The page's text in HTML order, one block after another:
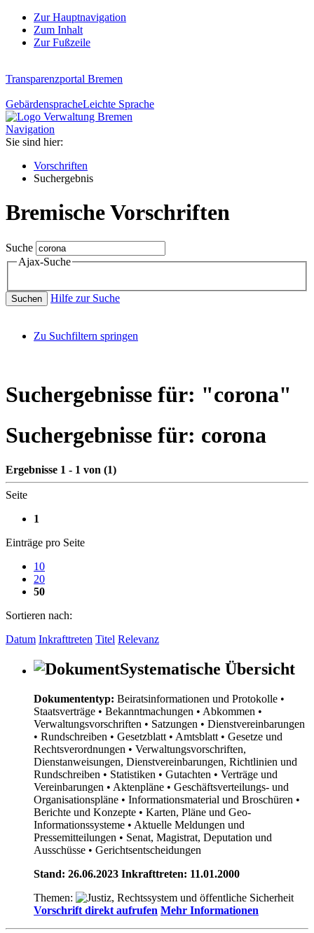
Zur Hauptnavigation
Zum Inhalt
Zur Fußzeile
Transparenzportal Bremen
GebärdenspracheLeichte Sprache
Navigation
Sie sind hier:
Vorschriften
Suchergebnis
Bremische Vorschriften
Suche
Ajax-Suche
Suchen Hilfe zur Suche
Zu Suchfiltern springen
Suchergebnisse für: "corona"
Suchergebnisse für: corona
Ergebnisse 1 - 1 von (1)
Seite
1
Einträge pro Seite
10
20
50
Sortieren nach:
Datum Inkrafttreten Titel Relevanz
Systematische Übersicht
Dokumententyp: Beiratsinformationen und Protokolle •
Staatsverträge • Bekanntmachungen • Abkommen •
Verwaltungsvorschriften • Satzungen • Dienstvereinbarungen
• Rundschreiben • Gesetzblatt • Amtsblatt • Gesetze und
Rechtsverordnungen • Verwaltungsvorschriften,
Dienstanweisungen, Dienstvereinbarungen, Richtlinien und
Rundschreiben • Statistiken • Gutachten • Verträge und
Vereinbarungen • Aktenpläne • Geschäftsverteilungs- und
Organisationspläne • Informationsmaterial und Broschüren •
Berichte und Konzepte • Karten, Pläne und Geo-
Informationssysteme • Aktuelle Meldungen und
Pressemitteilungen • Senat, Magistrat, Deputation und
Ausschüsse • Gerichtsentscheidungen
Stand: 26.06.2023 Inkrafttreten: 11.01.2000
Themen:
Vorschrift direkt aufrufen Mehr Informationen